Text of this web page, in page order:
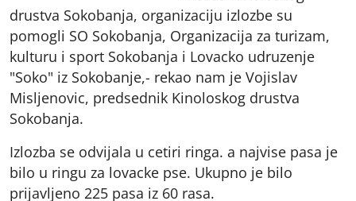
drustva Sokobanja, organizaciju izlozbe su
pomogli SO Sokobanja, Organizacija za turizam,
kulturu i sport Sokobanja i Lovacko udruzenje
"Soko" iz Sokobanje,- rekao nam je Vojislav
Misljenovic, predsednik Kinoloskog drustva
Sokobanja.
Izlozba se odvijala u cetiri ringa. a najvise pasa je
bilo u ringu za lovacke pse. Ukupno je bilo
prijavljeno 225 pasa iz 60 rasa.